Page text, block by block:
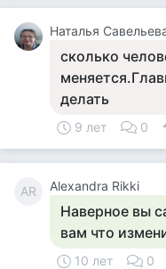
Наталья
сколько
делать
9 лет 0
AR Alexandra Rikki
Наверное вы
вам что
10 лет 0